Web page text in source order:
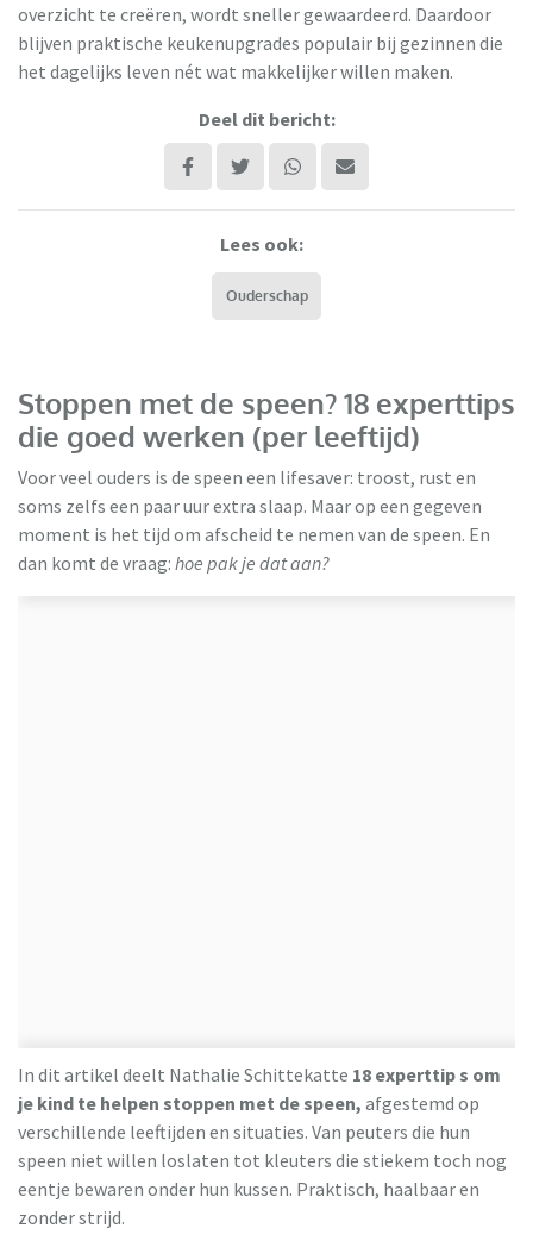
overzicht te creëren, wordt sneller gewaardeerd. Daardoor
blijven praktische keukenupgrades populair bij gezinnen die
het dagelijks leven nét wat makkelijker willen maken.
Deel dit bericht:
Lees ook:
Ouderschap
Stoppen met de speen? 18 experttips
die goed werken (per leeftijd)
Voor veel ouders is de speen een lifesaver: troost, rust en
soms zelfs een paar uur extra slaap. Maar op een gegeven
moment is het tijd om afscheid te nemen van de speen. En
dan komt de vraag: hoe pak je dat aan?
In dit artikel deelt Nathalie Schittekatte 18 experttip s om
je kind te helpen stoppen met de speen, afgestemd op
verschillende leeftijden en situaties. Van peuters die hun
speen niet willen loslaten tot kleuters die stiekem toch nog
eentje bewaren onder hun kussen. Praktisch, haalbaar en
zonder strijd.